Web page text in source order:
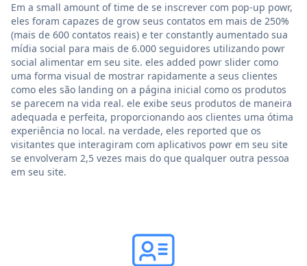
Em a small amount of time de se inscrever com pop-up powr,
eles foram capazes de grow seus contatos em mais de 250%
(mais de 600 contatos reais) e ter constantly aumentado sua
mídia social para mais de 6.000 seguidores utilizando powr
social alimentar em seu site. eles added powr slider como
uma forma visual de mostrar rapidamente a seus clientes
como eles são landing on a página inicial como os produtos
se parecem na vida real. ele exibe seus produtos de maneira
adequada e perfeita, proporcionando aos clientes uma ótima
experiência no local. na verdade, eles reported que os
visitantes que interagiram com aplicativos powr em seu site
se envolveram 2,5 vezes mais do que qualquer outra pessoa
em seu site.